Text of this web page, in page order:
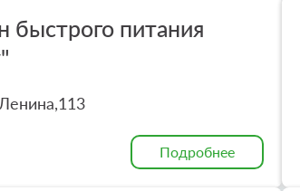
быстрого питания
Подробнее